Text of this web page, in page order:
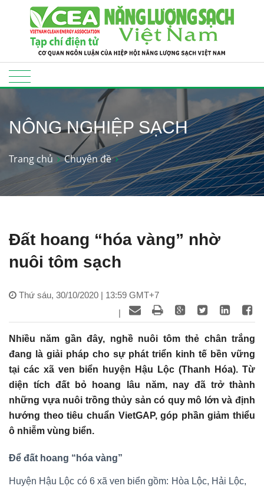
NÔNG NGHIỆP SẠCH
Trang chủ Chuyên đề
Đất hoang “hóa vàng” nhờ
nuôi tôm sạch
Thứ sáu, 30/10/2020 | 13:59 GMT+7
|
Nhiều năm gần đây, nghề nuôi tôm thẻ chân trắng
đang là giải pháp cho sự phát triển kinh tế bền vững
tại các xã ven biển huyện Hậu Lộc (Thanh Hóa). Từ
diện tích đất bỏ hoang lâu năm, nay đã trở thành
những vựa nuôi trồng thủy sản có quy mô lớn và định
hướng theo tiêu chuẩn VietGAP, góp phần giảm thiểu
ô nhiễm vùng biển.
Để đất hoang “hóa vàng”
Huyện Hậu Lộc có 6 xã ven biển gồm: Hòa Lộc, Hải Lộc,